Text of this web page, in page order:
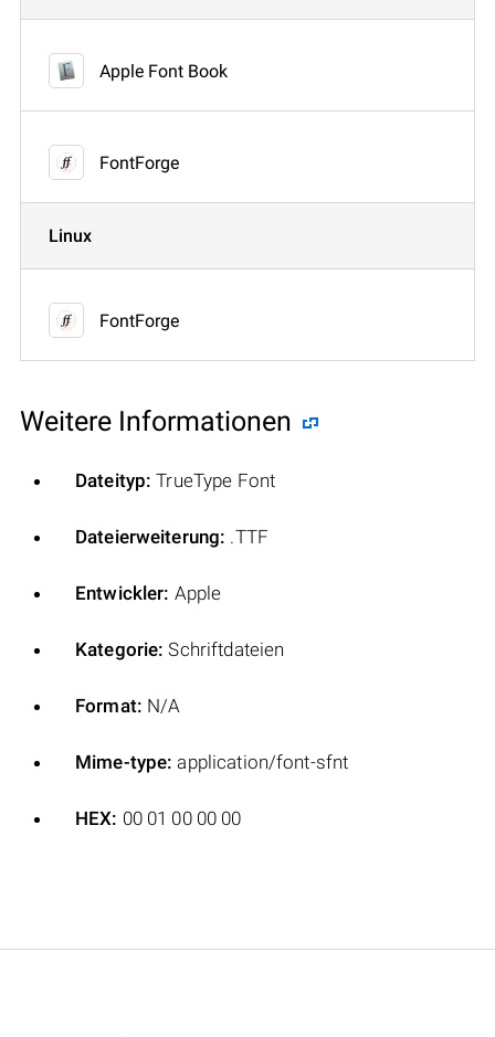
Apple Font Book
FontForge
Linux
FontForge
Weitere Informationen
Dateityp: TrueType Font
Dateierweiterung: .TTF
Entwickler: Apple
Kategorie: Schriftdateien
Format: N/A
Mime-type: application/font-sfnt
HEX: 00 01 00 00 00